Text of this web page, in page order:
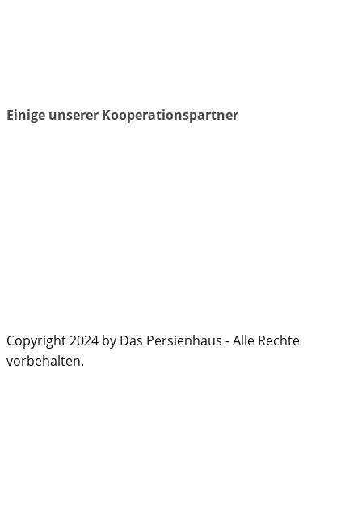
Einige unserer Kooperationspartner
Copyright 2024 by Das Persienhaus - Alle Rechte
vorbehalten.